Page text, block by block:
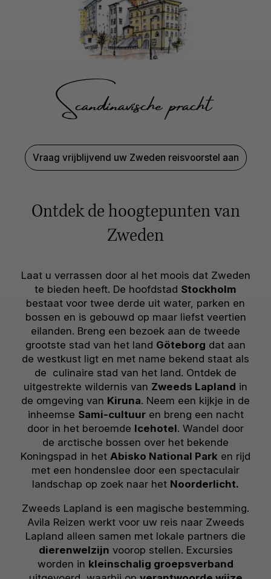
Scandinavische pracht
Vraag vrijblijvend uw Zweden reisvoorstel aan
Ontdek de hoogtepunten van
Zweden
Laat u verrassen door al het moois dat Zweden
te bieden heeft. De hoofdstad Stockholm
bestaat voor twee derde uit water, parken en
bossen en is gebouwd op maar liefst veertien
eilanden. Breng een bezoek aan de tweede
grootste stad van het land Göteborg dat aan
de westkust ligt en met name bekend staat als
de culinaire stad van het land. Ontdek de
uitgestrekte wildernis van Zweeds Lapland in
de omgeving van Kiruna. Neem een kijkje in de
inheemse Sami-cultuuren breng een nacht
door in het beroemde Icehotel. Wandel door
de arctische bossen over het bekende
Koningspad in het Abisko National Park en rijd
met een hondenslee door een spectaculair
landschap op zoek naar het Noorderlicht.
Zweeds Lapland is een magische bestemming.
Avila Reizen werkt voor uw reis naar Zweeds
Lapland alleen samen met lokale partners die
dierenwelzijn voorop stellen. Excursies
worden in kleinschalig groepsverband